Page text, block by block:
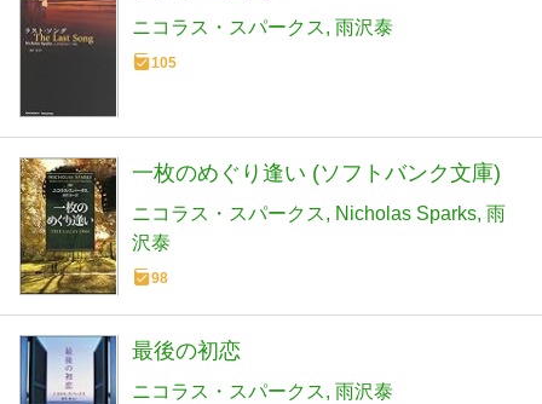
ニコラス・スパークス 雨沢泰
105
一枚のめぐり逢い (ソフトバンク文庫)
ニコラス・スパークス Nicholas Sparks 雨
沢泰
98
最後の初恋
ニコラス・スパークス 雨沢泰